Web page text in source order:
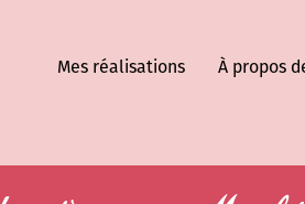
Mes réalisations À propos